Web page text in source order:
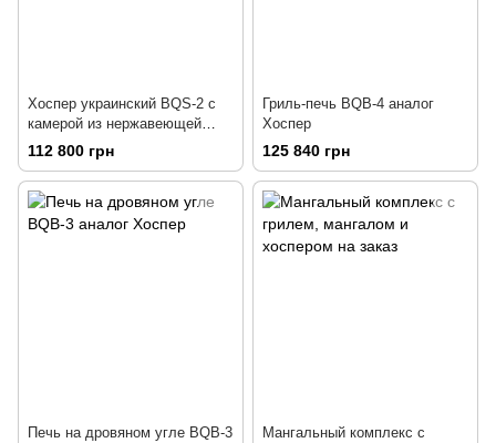
Хоспер украинский BQS-2 с
камерой из нержавеющей
стали
112 800 грн
Гриль-печь BQB-4 аналог
Хоспер
125 840 грн
Печь на дровяном угле BQB-3
Мангальный комплекс с